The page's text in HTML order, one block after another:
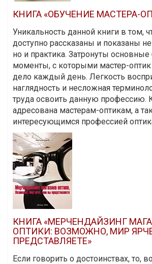
КНИГА «ОБУЧЕНИЕ МАСТЕРА-
Уникальность данной книги в том,
доступно рассказаны и показаны
но и практика. Затронуты
моменты, с которыми мастер-оптик
дело каждый день. Легкость
наглядность и несложная
труда освоить данную профессию.
адресована мастерам-оптикам, а
интересующимся профессией
КНИГА «МЕРЧЕНДАЙЗИНГ
ОПТИКИ: ВОЗМОЖНО, МИР
ПРЕДСТАВЛЯЕТЕ»
Если говорить о достоинствах, то,